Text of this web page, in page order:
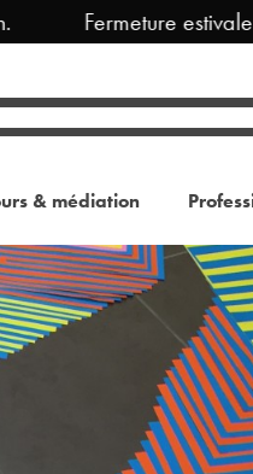
Fermeture
& médiation